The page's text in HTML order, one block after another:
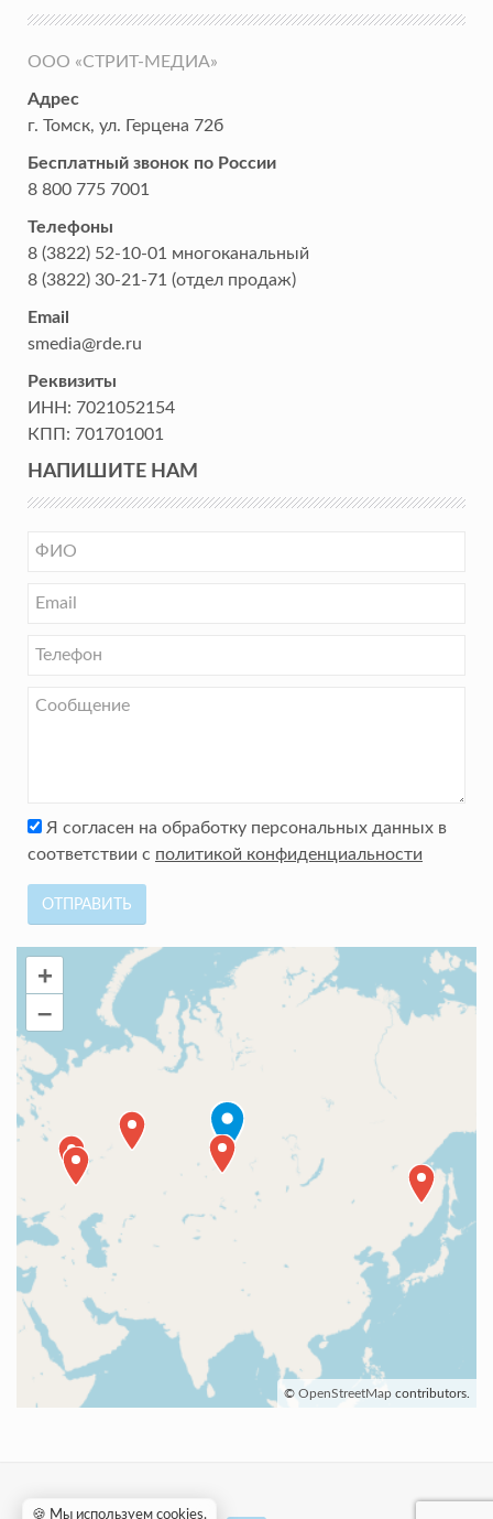
ООО «СТРИТ-МЕДИА»
Адрес
г. Томск, ул. Герцена 72б
Бесплатный звонок по России
8 800 775 7001
Телефоны
8 (3822) 52-10-01 многоканальный
8 (3822) 30-21-71 (отдел продаж)
Email
smedia@rde.ru
Реквизиты
ИНН: 7021052154
КПП: 701701001
НАПИШИТЕ НАМ
Я согласен на обработку персональных данных в
соответствии с политикой конфиденциальности
ОТПРАВИТЬ
+
–
© OpenStreetMap contributors.
🍪 Мы используем cookies.